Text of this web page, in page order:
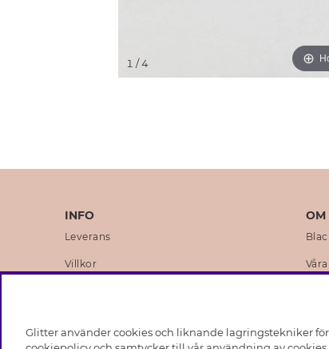
1 / 4
INFO
Leverans
Villkor
Medlemsvillkor
OM
Glitter använder cookies och liknande lagringstekniker